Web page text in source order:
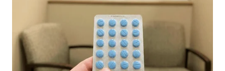
GORONTALO